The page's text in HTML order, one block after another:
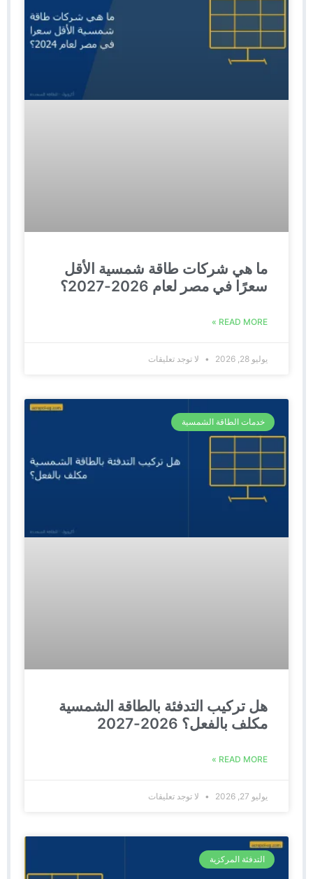
ما هي شركات طاقة شمسية الأقل
سعرًا في مصر لعام 2026-2027؟
READ MORE »
يوليو 28, 2026 لا توجد تعليقات
خدمات الطاقة الشمسية
هل تركيب التدفئة بالطاقة الشمسية
مكلف بالفعل؟ 2026-2027
READ MORE »
يوليو 27, 2026 لا توجد تعليقات
التدفئة المركزية